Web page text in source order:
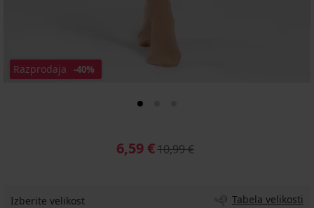
Razprodaja -40%
6,59 €10,99 €
Izberite velikost Tabela velikosti